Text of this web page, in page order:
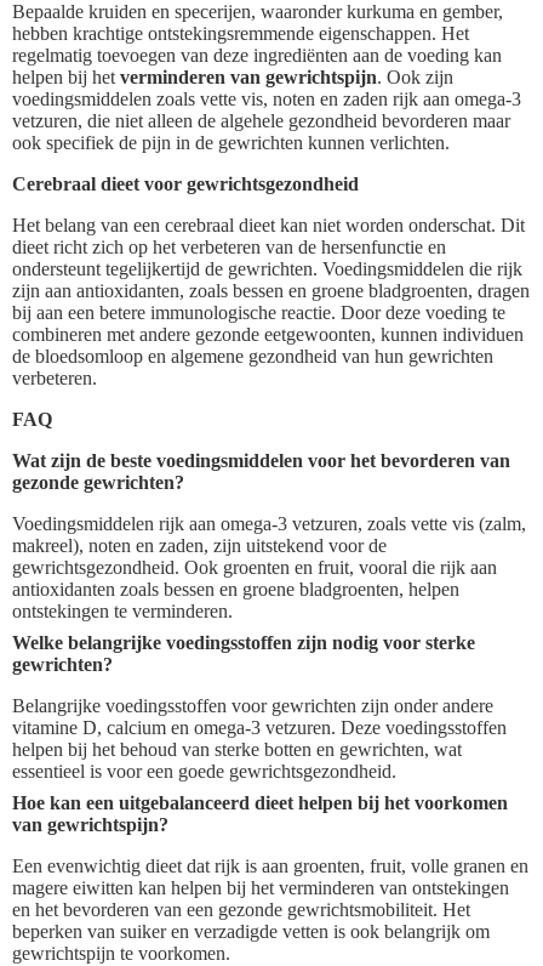
Bepaalde kruiden en specerijen, waaronder kurkuma en gember,
hebben krachtige ontstekingsremmende eigenschappen. Het
regelmatig toevoegen van deze ingrediënten aan de voeding kan
helpen bij het verminderen van gewrichtspijn. Ook zijn
voedingsmiddelen zoals vette vis, noten en zaden rijk aan omega-3
vetzuren, die niet alleen de algehele gezondheid bevorderen maar
ook specifiek de pijn in de gewrichten kunnen verlichten.
Cerebraal dieet voor gewrichtsgezondheid
Het belang van een cerebraal dieet kan niet worden onderschat. Dit
dieet richt zich op het verbeteren van de hersenfunctie en
ondersteunt tegelijkertijd de gewrichten. Voedingsmiddelen die rijk
zijn aan antioxidanten, zoals bessen en groene bladgroenten, dragen
bij aan een betere immunologische reactie. Door deze voeding te
combineren met andere gezonde eetgewoonten, kunnen individuen
de bloedsomloop en algemene gezondheid van hun gewrichten
verbeteren.
FAQ
Wat zijn de beste voedingsmiddelen voor het bevorderen van
gezonde gewrichten?
Voedingsmiddelen rijk aan omega-3 vetzuren, zoals vette vis (zalm,
makreel), noten en zaden, zijn uitstekend voor de
gewrichtsgezondheid. Ook groenten en fruit, vooral die rijk aan
antioxidanten zoals bessen en groene bladgroenten, helpen
ontstekingen te verminderen.
Welke belangrijke voedingsstoffen zijn nodig voor sterke
gewrichten?
Belangrijke voedingsstoffen voor gewrichten zijn onder andere
vitamine D, calcium en omega-3 vetzuren. Deze voedingsstoffen
helpen bij het behoud van sterke botten en gewrichten, wat
essentieel is voor een goede gewrichtsgezondheid.
Hoe kan een uitgebalanceerd dieet helpen bij het voorkomen
van gewrichtspijn?
Een evenwichtig dieet dat rijk is aan groenten, fruit, volle granen en
magere eiwitten kan helpen bij het verminderen van ontstekingen
en het bevorderen van een gezonde gewrichtsmobiliteit. Het
beperken van suiker en verzadigde vetten is ook belangrijk om
gewrichtspijn te voorkomen.